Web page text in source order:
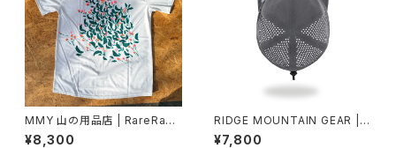
MMY 山の用品店 | RareRage
Illustrated T-Shirt
¥8,300
RIDGE MOUNTAIN GEAR | B
asic Cap Extra Punching
¥7,800